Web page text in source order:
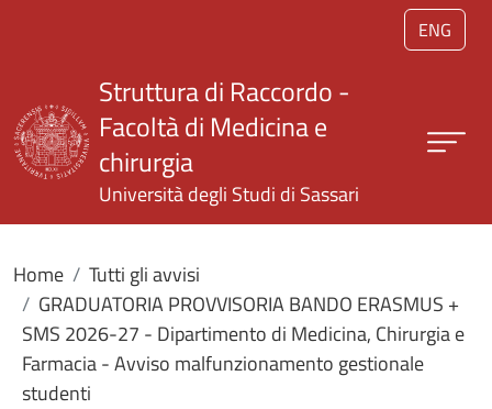
Salta al contenuto principale
ENG
Struttura di Raccordo -
Facoltà di Medicina e
chirurgia
Università degli Studi di Sassari
Home
Tutti gli avvisi
GRADUATORIA PROVVISORIA BANDO ERASMUS +
SMS 2026-27 - Dipartimento di Medicina, Chirurgia e
Farmacia - Avviso malfunzionamento gestionale
studenti